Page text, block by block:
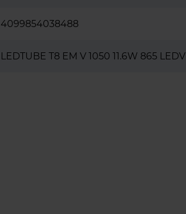
4099854038488
LEDTUBE T8 EM V 1050 11.6W 865 LEDV